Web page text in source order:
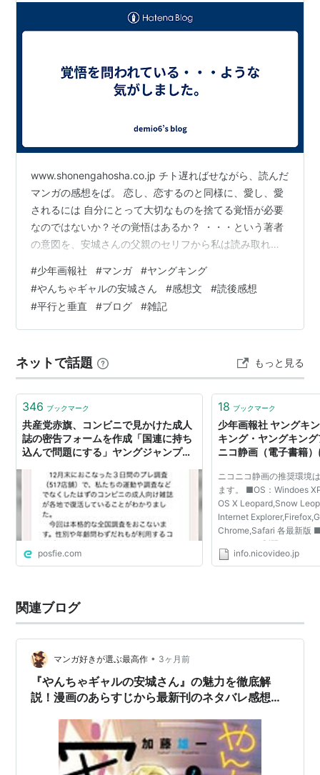
（花見沢Q太郎）
球場ラヴァーズ （石田敦子）
QP （高橋ヒロシ）
BADBOYS （田中宏）
荒くれKNIGHT （吉田聡）
GOLD （山本隆一郎）
サライ （柴田昌弘）
ももいろさんご （花見沢Q太郎）
バトルクラブ （塩崎雄二） ＊月刊ヤングキングに移
グアワーズに移籍
鉄板少女アカネ!!（原作：青木健生、作画：ありがひ
とし）
ツマヌダ格闘街（上山道郎） ＊ヤングキングアワー
ズに移籍
関連語：漫画雑誌 雑誌 マンガ雑誌 青年漫画
www.shonengahosha.co.jp チト遅ればせながら、読んだ
マンガの感想をば。 恋し、恋するのと同様に、愛し、愛
されるには 自分にとって大切なものを捨てる覚悟が必要
なのではないか？その覚悟はあるか？ ・・・という著者
の意図を、安城さんの父親のセリフから私は読み取れた
だけが立てる地平、 見られる景色があるんでしょう。 私
も、何かを得る為には自分の大事な何かを捨てないとい
けないな。 ・・・とこのマンガを読んで、私はそう感じ
ました。
#少年画報社 #マンガ #ヤングキング
#やんちゃギャルの安城さん #感想文 #読後感想
#平行と垂直 #ブログ #雑記
ネットで話題 もっと見る
346 ブックマーク
共産党赤旗、コンビニで見かけた成人
誌の密告フォームを作成「国連に持ち
込んで問題にする」ヤングジャンプ、
posfie.com
18 ブックマーク
少年画報社 ヤングキ
キング・ヤングキン
ニコ静画（電子書籍
ニコニコ静画の推奨環境
ます。 ■OS：Windoes
OS X Leopard,Snow
Internet
Chrome,Safari 各最新版
（cookie）制限をしてい
nicovideo.jpを許可 ※PS3
info.nicovideo.jp
関連ブログ
マンガ好きが選ぶ最高作 • 3ヶ月前
『やんちゃギャルの安城さん』の魅力を徹底解
説！漫画のあらすじから最新刊のネタバレ感想ま